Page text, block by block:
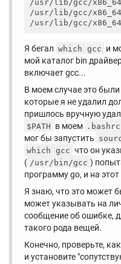
/usr/lib/gcc/
/usr/lib/gcc/
Я бегал which gcc и
мой каталог bin
включает gcc...
В моем случае это
которые я не удалил
пришлось вручную
$PATH в моем .bashrc
мог бы запустить
which gcc что он
( /usr/bin/gcc )
программу go, и на
Я знаю, что это может
может указывать на
сообщение об ошибке,
такого рода вещей.
Конечно, проверьте,
и установите